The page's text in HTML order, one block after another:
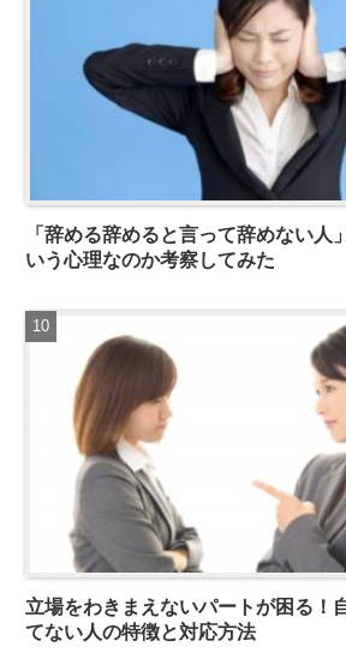
「辞める辞めると言って辞めない人
いう心理なのか考察してみた
立場をわきまえないパートが困る！
てない人の特徴と対応方法